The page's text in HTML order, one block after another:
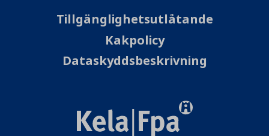
Tillgänglighetsutlåtande
Kakpolicy
Dataskyddsbeskrivning